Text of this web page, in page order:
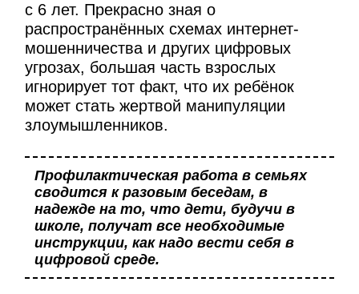
с 6 лет. Прекрасно зная о
распространённых схемах интернет-
мошенничества и других цифровых
угрозах, большая часть взрослых
игнорирует тот факт, что их ребёнок
может стать жертвой манипуляции
злоумышленников.
Профилактическая работа в семьях
сводится к разовым беседам, в
надежде на то, что дети, будучи в
школе, получат все необходимые
инструкции, как надо вести себя в
цифровой среде.